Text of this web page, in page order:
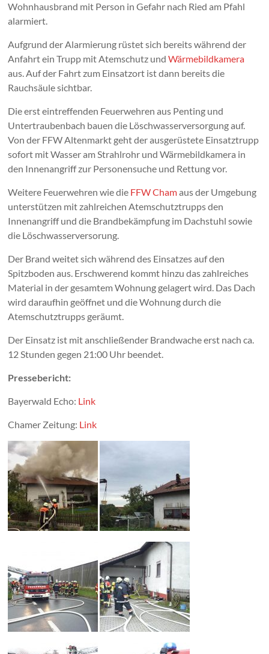
Wohnhausbrand mit Person in Gefahr nach Ried am Pfahl
alarmiert.
Aufgrund der Alarmierung rüstet sich bereits während der
Anfahrt ein Trupp mit Atemschutz undWärmebildkamera
aus. Auf der Fahrt zum Einsatzort ist dann bereits die
Rauchsäule sichtbar.
Die erst eintreffenden Feuerwehren aus Penting und
Untertraubenbach bauen die Löschwasserversorgung auf.
Von der FFW Altenmarkt geht der ausgerüstete Einsatztrupp
sofort mit Wasser am Strahlrohr und Wärmebildkamera in
den Innenangriff zur Personensuche und Rettung vor.
Weitere Feuerwehren wie die FFW Chamaus der Umgebung
unterstützen mit zahlreichen Atemschutztrupps den
Innenangriff und die Brandbekämpfung im Dachstuhl sowie
die Löschwasserversorung.
Der Brand weitet sich während des Einsatzes auf den
Spitzboden aus. Erschwerend kommt hinzu das zahlreiches
Material in der gesamtem Wohnung gelagert wird. Das Dach
wird daraufhin geöffnet und die Wohnung durch die
Atemschutztrupps geräumt.
Der Einsatz ist mit anschließender Brandwache erst nach ca.
12 Stunden gegen 21:00 Uhr beendet.
Pressebericht:
Bayerwald Echo: Link
Chamer Zeitung: Link